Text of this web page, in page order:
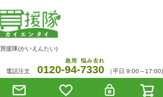
買援隊(かいえんたい)
電話注文 0120-94
急用
-7330
悩み去れ
（平日 9:00～17:00)